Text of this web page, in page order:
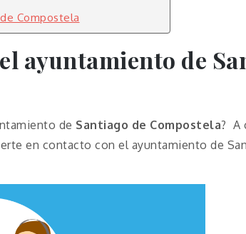
Compostela
ayuntamiento de
de Santiago de Compostela? A
en contacto con el ayuntamiento de